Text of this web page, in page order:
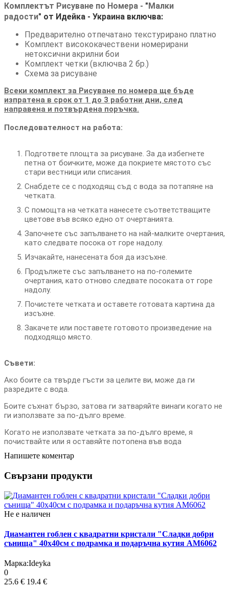
Комплектът Рисуване по Номера - "Малки
радости" от Идейка - Украина включва:
Предварително отпечатано текстурирано платно
Комплект висококачествени номерирани
нетоксични акрилни бои
Комплект четки (включва 2 бр.)
Схема за рисуване
Всеки комплект за Рисуване по номера ще бъде
изпратена в срок от 1 до 3 работни дни, след
направена и потвърдена поръчка.
Последователност на работа:
Подгответе площта за рисуване. За да избегнете
петна от боичките, може да покриете мястото със
стари вестници или списания.
Снабдете се с подходящ съд с вода за потапяне на
четката.
С помощта на четката нанесете съответстващите
цветове във всяко едно от очертанията.
Започнете със запълването на най-малките очертания,
като следвате посока от горе надолу.
Изчакайте, нанесената боя да изсъхне.
Продължете със запълването на по-големите
очертания, като отново следвате посоката от горе
надолу.
Почистете четката и оставете готовата картина да
изсъхне.
Закачете или поставете готовото произведение на
подходящо място.
Съвети:
Ако боите са твърде гъсти за целите ви, може да ги
разредите с вода.
Боите съхнат бързо, затова ги затваряйте винаги когато не
ги използвате за по-дълго време.
Когато не използвате четката за по-дълго време, я
почиствайте или я оставяйте потопена във вода
Напишете коментар
Свързани продукти
Не е наличен
Диамантен гоблен с квадратни кристали "Сладки добри
сънища" 40х40см с подрамка и подаръчна кутия АМ6062
Марка:Ideyka
0
25.6 € 19.4 €